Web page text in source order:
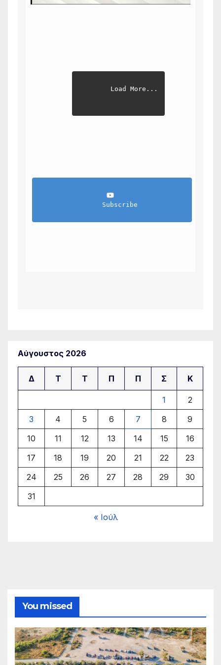
Load More...
                Subscribe
Αύγουστος 2026
Δ Τ Τ Π Π Σ Κ
1
2
3
4 5 6 7 8
9
10
11 12 13 14 15
16
17
18 19 20 21 22
23
24
25 26 27 28 29
30
31
« Ιούλ
You missed